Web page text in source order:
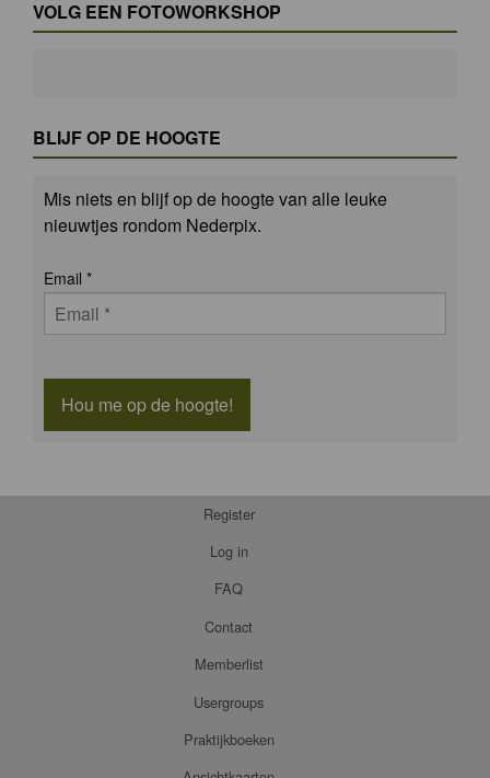
VOLG EEN FOTOWORKSHOP
BLIJF OP DE HOOGTE
Mis niets en blijf op de hoogte van alle leuke
nieuwtjes rondom Nederpix.
Email *
Hou me op de hoogte!
Register
Log in
FAQ
Contact
Memberlist
Usergroups
Praktijkboeken